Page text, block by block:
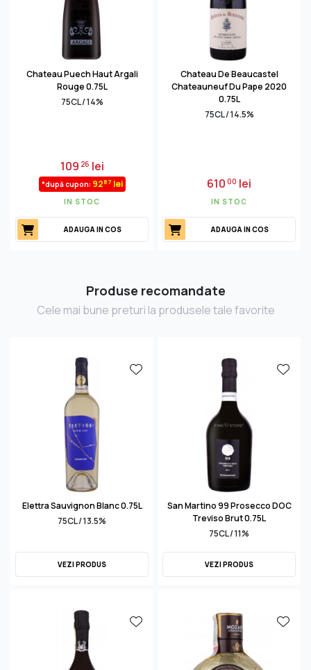
Chateau Puech Haut Argali
Rouge 0.75L
75CL / 14%
109 26 lei
*după cupon: 9287 lei
IN STOC
ADAUGA IN COS
Chateau De Beaucastel
Chateauneuf Du Pape 2020
0.75L
75CL / 14.5%
61000 lei
IN STOC
ADAUGA IN COS
Produse recomandate
Cele mai bune preturi la produsele tale favorite
Elettra Sauvignon Blanc 0.75L
75CL / 13.5%
VEZI PRODUS
San Martino 99 Prosecco DOC
Treviso Brut 0.75L
75CL / 11%
VEZI PRODUS